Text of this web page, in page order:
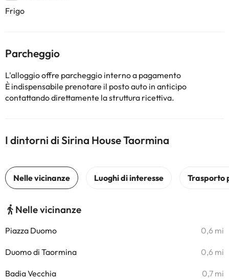
Frigo
Parcheggio
L'alloggio offre parcheggio interno a pagamento
È indispensabile prenotare il posto auto in anticipo
contattando direttamente la struttura ricettiva.
I dintorni di Sirina House Taormina
Nelle vicinanze
Piazza Duomo 0,6 mi
Duomo di Taormina 0,6 mi
Badia Vecchia 0,7 mi